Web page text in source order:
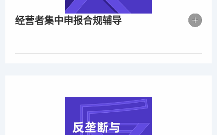
经营者集中申报合规辅导